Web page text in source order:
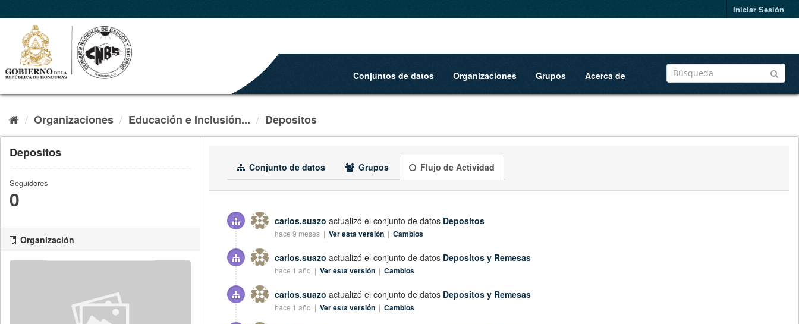
Iniciar Sesión
Conjuntos de datos Organizaciones Grupos Acerca de
Organizaciones Educación e Inclusión... Depositos
Depositos
Seguidores
0
Organización
Conjunto de datos Grupos Flujo de Actividad
carlos.suazo actualizó el conjunto de datos Depositos
hace 9 meses | Ver esta versión | Cambios
carlos.suazo actualizó el conjunto de datos Depositos y Remesas
hace 1 año | Ver esta versión | Cambios
carlos.suazo actualizó el conjunto de datos Depositos y Remesas
hace 1 año | Ver esta versión | Cambios